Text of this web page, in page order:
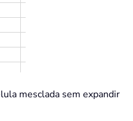
mesclada sem expandir